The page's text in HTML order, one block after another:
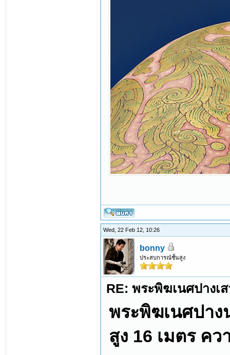
Wed, 22 Feb 12, 10:26
bonny
ประสบการณ์ชั้นสูง
RE: พระพิฆเนศปางเ
พระพิฆเนศปา
สูง 16 เมตร คว